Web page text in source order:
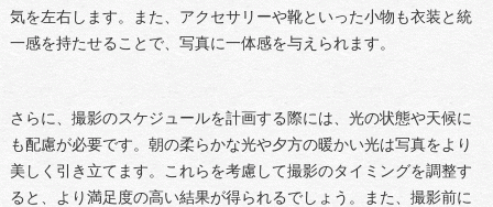
気を左右します。また、アクセサリーや靴といった小物も衣装と統
一感を持たせることで、写真に一体感を与えられます。
さらに、撮影のスケジュールを計画する際には、光の状態や天候に
も配慮が必要です。朝の柔らかな光や夕方の暖かい光は写真をより
美しく引き立てます。これらを考慮して撮影のタイミングを調整す
ると、より満足度の高い結果が得られるでしょう。また、撮影前に